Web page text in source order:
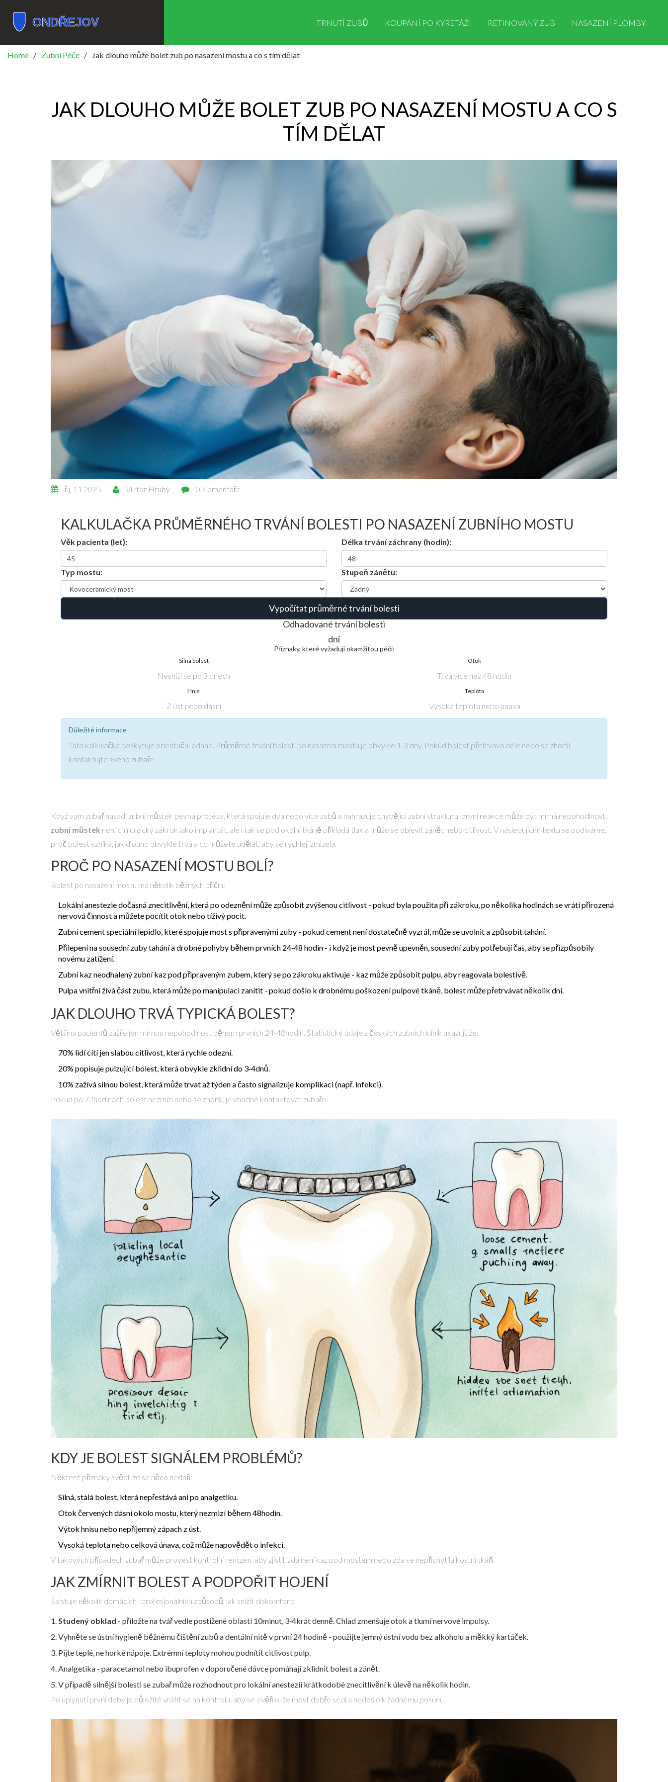
TRNUTÍ ZUBŮ KOUPÁNÍ PO KYRETÁŽI RETINOVANÝ ZUB NASAZENÍ PLOMBY
Home Zubní Péče Jak dlouho může bolet zub po nasazení mostu a co s tím dělat
JAK DLOUHO MŮŽE BOLET ZUB PO NASAZENÍ MOSTU A CO S
TÍM DĚLAT
říj, 11 2025 Viktor Hrubý 0 Komentáře
KALKULAČKA PRŮMĚRNÉHO TRVÁNÍ BOLESTI PO NASAZENÍ ZUBNÍHO MOSTU
Věk pacienta (let): Délka trvání záchrany (hodin):
Typ mostu: Stupeň zánětu:
Vypočítat průměrné trvání bolesti
Odhadované trvání bolesti
dní
Příznaky, které vyžadují okamžitou péči:
Silná bolest
Nesníží se po 3 dnech
Otok
Trvá více než 48 hodin
Hnis
Z úst nebo dásní
Teplota
Vysoká teplota nebo únava
Důležité informace
Tato kalkulačka poskytuje orientační odhad. Průměrné trvání bolesti po nasazení mostu je obvykle 1-3 dny. Pokud bolest přetrvává déle nebo se zhorší,
kontaktujte svého zubaře.
Když vám zubař nasadí zubní můstek pevná protéza, která spojuje dva nebo více zubů a nahrazuje chybějící zubní strukturu , první reakce může být mírná nepohodlnost.
zubní můstek není chirurgický zákrok jako implantát, ale i tak se pod okolní tkáně přikládá tlak a může se objevit zánět nebo citlivost. V následujícím textu se podíváme,
proč bolest vzniká, jak dlouho obvykle trvá a co můžete udělat, aby se rychleji zmizela.
PROČ PO NASAZENÍ MOSTU BOLÍ?
Bolest po nasazení mostu má několik běžných příčin:
Lokální anesteziedočasná znecitlivění, která po odeznění může způsobit zvýšenou citlivost - pokud byla použita při zákroku, po několika hodinách se vrátí přirozená
nervová činnost a můžete pocítit otok nebo tíživý pocit.
Zubní cementspeciální lepidlo, které spojuje most s připravenými zuby - pokud cement není dostatečně vyzrál, může se uvolnit a způsobit tahání.
Přilepení na sousední zubytahání a drobné pohyby během prvních 24‑48 hodin - i když je most pevně upevněn, sousední zuby potřebují čas, aby se přizpůsobily
novému zatížení.
Zubní kazneodhalený zubní kaz pod připraveným zubem, který se po zákroku aktivuje - kaz může způsobit pulpu, aby reagovala bolestivě.
Pulpavnitřní živá část zubu, která může po manipulaci zanítit - pokud došlo k drobnému poškození pulpové tkáně, bolest může přetrvávat několik dní.
JAK DLOUHO TRVÁ TYPICKÁ BOLEST?
Většina pacientů zažije jen mírnou nepohodlnost během prvních 24-48hodin. Statistické údaje z českých zubních klinik ukazují, že:
70% lidí cítí jen slabou citlivost, která rychle odezní.
20% popisuje pulzující bolest, která obvykle zklidní do 3‑4dnů.
10% zažívá silnou bolest, která může trvat až týden a často signalizuje komplikaci (např. infekci).
Pokud po 72hodinách bolest nezmizí nebo se zhorší, je vhodné kontaktovat zubaře.
KDY JE BOLEST SIGNÁLEM PROBLÉMŮ?
Některé příznaky svědí, že se něco nedaří:
Silná, stálá bolest, která nepřestává ani po analgetiku.
Otok červených dásní okolo mostu, který nezmizí během 48hodin.
Výtok hnisu nebo nepříjemný zápach z úst.
Vysoká teplota nebo celková únava, což může napovědět o infekci.
V takových případech zubař může provést kontrolní rentgen, aby zjistil, zda není kaz pod mostem nebo zda se nepřichytila kostní tkáň.
JAK ZMÍRNIT BOLEST A PODPOŘIT HOJENÍ
Existuje několik domácích i profesionálních způsobů, jak snížit diskomfort:
Studený obklad - přiložte na tvář vedle postižené oblasti 10minut, 3‑4krát denně. Chlad zmenšuje otok a tlumí nervové impulsy.
Vyhněte seústní hygieně běžnému čištění zubů a dentální nitě v první 24 hodině - použijte jemný ústní vodu bez alkoholu a měkký kartáček.
Pijte teplé, ne horké nápoje. Extrémní teploty mohou podnítit citlivost pulp.
Analgetika - paracetamol nebo ibuprofen v doporučené dávce pomáhají zklidnit bolest a zánět.
V případě silnější bolesti se zubař může rozhodnout pro lokální anestezii krátkodobé znecitlivění k úlevě na několik hodin
Po uplynutí první doby je důležité vrátit se na kontrolu, aby se ověřilo, že most dobře sedí a nedošlo k žádnému posunu.